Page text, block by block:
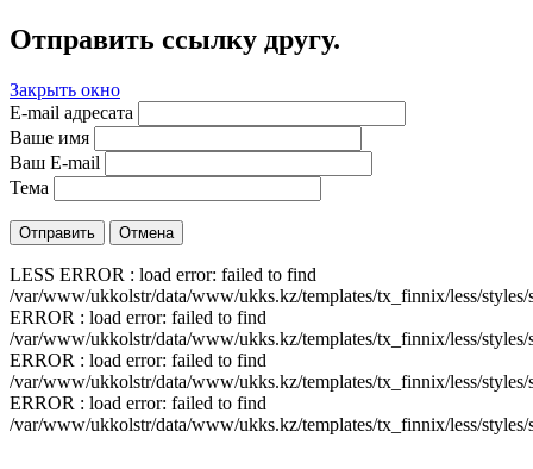
Отправить ссылку другу.
Закрыть окно
E-mail адресата
Ваше имя
Ваш E-mail
Тема
Отправить Отмена
LESS ERROR : load error: failed to find
/var/www/ukkolstr/data/www/ukks.kz/templates/tx_finnix/less/styles/
ERROR : load error: failed to find
/var/www/ukkolstr/data/www/ukks.kz/templates/tx_finnix/less/styles/
ERROR : load error: failed to find
/var/www/ukkolstr/data/www/ukks.kz/templates/tx_finnix/less/styles/
ERROR : load error: failed to find
/var/www/ukkolstr/data/www/ukks.kz/templates/tx_finnix/less/styles/